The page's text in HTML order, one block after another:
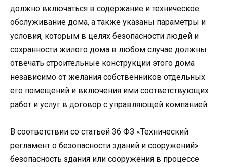
должно включаться в содержание и техническое
обслуживание дома, а также указаны параметры и
условия, которым в целях безопасности людей и
сохранности жилого дома в любом случае должны
отвечать строительные конструкции этого дома
независимо от желания собственников отдельных
его помещений и включения ими соответствующих
работ и услуг в договор с управляющей компанией.
В соответствии со статьей 36 ФЗ «Технический
регламент о безопасности зданий и сооружений»
безопасность здания или сооружения в процессе